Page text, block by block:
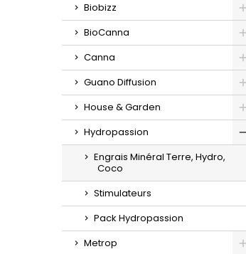
Biobizz
BioCanna
Canna
Guano Diffusion
House & Garden
Hydropassion
Engrais Minéral Terre, Hydro,
Coco
Stimulateurs
Pack Hydropassion
Metrop